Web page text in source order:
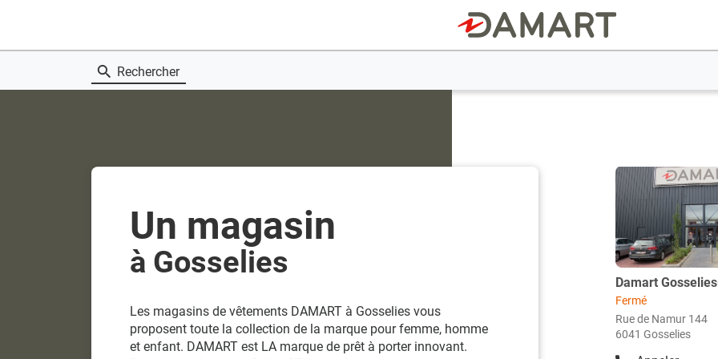
Rechercher
Un magasin
à Gosselies
Les magasins de vêtements DAMART à Gosselies vous
proposent toute la collection de la marque pour femme, homme
et enfant. DAMART est LA marque de prêt à porter innovant.
Appuyer
sur
la
touche
ENTRÉE
pour
obtenir
de
plus
amples
Point
de
vente
:
Damart
Fermé
Rue de Namur 144
6041 Gosselies